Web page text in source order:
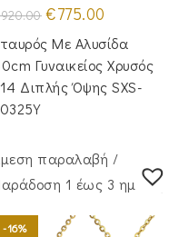
920.00 Original
price
was:
€920.00.
€775.00
τιμή
είναι:
€775.00.
Με Αλυσίδα
Γυναικείος Χρυσός
Διπλής Όψης SXS-
παραλαβή /
1 έως 3 ημέρες
-16%